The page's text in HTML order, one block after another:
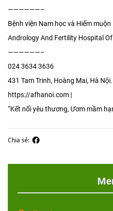
——————–
Bệnh viện Nam học và Hiếm muộn
Andrology And Fertility Hospital
——————–
024 3634 3636
431 Tam Trinh, Hoàng Mai, Hà Nội.
https://afhanoi.com |
“Kết nối yêu thương, Ươm mầm
Chia sẻ: